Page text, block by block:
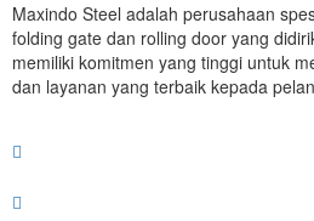
Maxindo Steel adalah perusahaan
folding gate dan rolling door yang
memiliki komitmen yang tinggi untuk
dan layanan yang terbaik kepada